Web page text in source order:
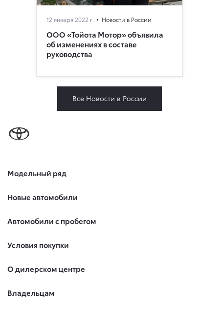
12 января 2022 г. Новости в России
ООО «Тойота Мотор» объявила
об изменениях в составе
руководства
Все Новости в России
Модельный ряд
Новые автомобили
Автомобили с пробегом
Условия покупки
О дилерском центре
Владельцам